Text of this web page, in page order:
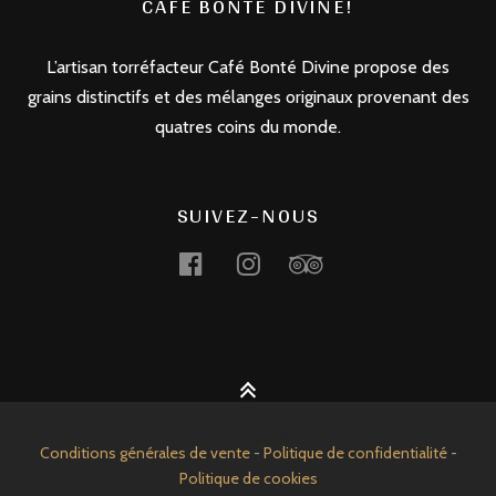
options
être
choisies
sur
du
produit
L’artisan torréfacteur Café Bonté Divine propose des
grains distinctifs et des mélanges originaux provenant des
quatres coins du monde.
SUIVEZ-NOUS
Conditions générales de vente- Politique de confidentialité -
Politique de cookies